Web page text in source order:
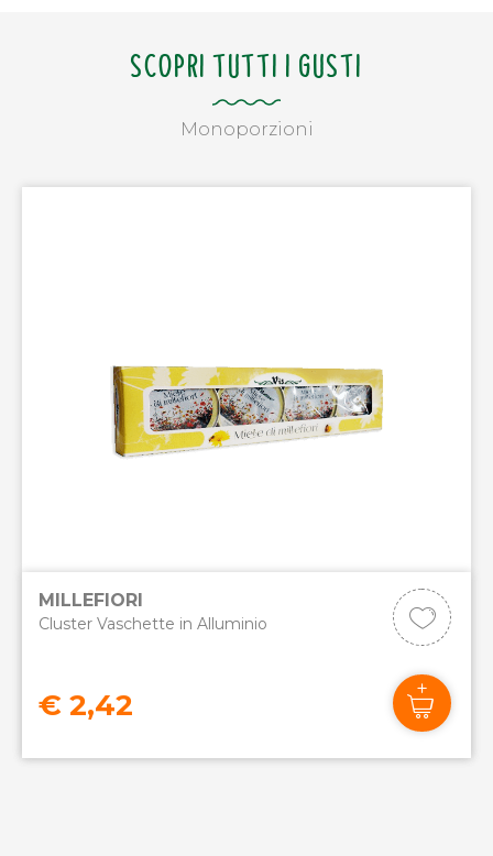
SCOPRI TUTTI I GUSTI
Monoporzioni
MILLEFIORI
Cluster Vaschette in Alluminio
€ 2,42